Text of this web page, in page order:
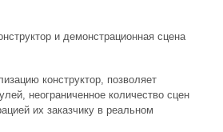
и демонстрационная сцена
конструктор, позволяет
неограниченное количество сцен
их заказчику в реальном